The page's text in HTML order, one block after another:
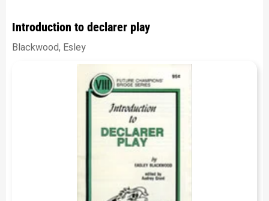
Introduction to declarer play
Blackwood, Esley